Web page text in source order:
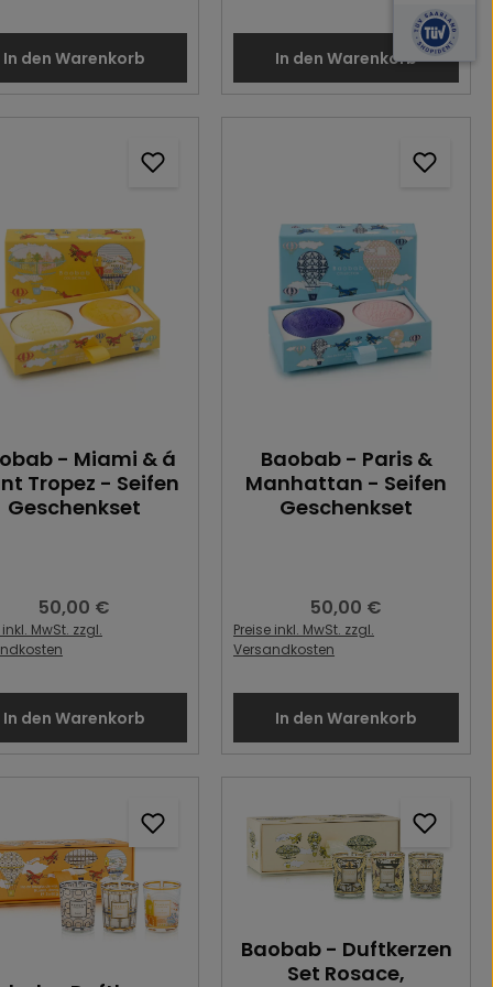
In den Warenkorb In den Warenkorb
- Miami & á
Tropez - Seifen
Geschenkset
Regulärer Preis:
50,00 €
inkl. MwSt. zzgl.
In den Warenkorb
Baobab - Paris &
Manhattan - Seifen
Geschenkset
Regulärer Preis:
50,00 €
Preise inkl. MwSt. zzgl.
Versandkosten
In den Warenkorb
Baobab - Duftkerzen
Set Rosace,